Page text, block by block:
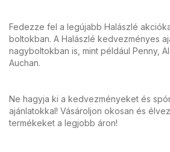
Fedezze fel a legújabb Halászlé
boltokban. A Halászlé kedvezményes
nagyboltokban is, mint például Penny,
Auchan.
Ne hagyja ki a kedvezményeket és
ajánlatokkal! Vásároljon okosan és
termékeket a legjobb áron!